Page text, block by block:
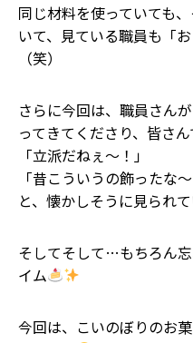
同じ材料を使っていても
いて、見ている職員も「
（笑）
さらに今回は、職員さん
ってきてくださり、皆さ
「立派だねぇ〜！」
「昔こういうの飾ったな〜
と、懐かしそうに見られ
そしてそして…もちろん
イム
今回は、こいのぼりのお